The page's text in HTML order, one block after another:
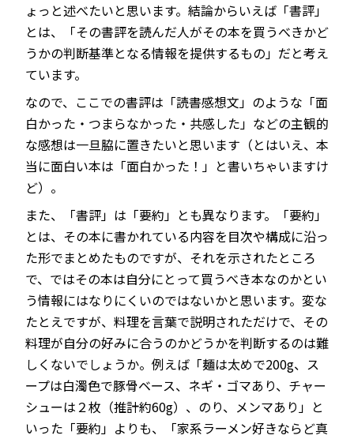
ょっと述べたいと思います。結論からいえば「書評」
とは、「その書評を読んだ人がその本を買うべきかど
うかの判断基準となる情報を提供するもの」だと考え
ています。
なので、ここでの書評は「読書感想文」のような「面
白かった・つまらなかった・共感した」などの主観的
な感想は一旦脇に置きたいと思います（とはいえ、本
当に面白い本は「面白かった！」と書いちゃいますけ
ど）。
また、「書評」は「要約」とも異なります。「要約」
とは、その本に書かれている内容を目次や構成に沿っ
た形でまとめたものですが、それを示されたところ
で、ではその本は自分にとって買うべき本なのかとい
う情報にはなりにくいのではないかと思います。変な
たとえですが、料理を言葉で説明されただけで、その
料理が自分の好みに合うのかどうかを判断するのは難
しくないでしょうか。例えば「麺は太めで200g、ス
ープは白濁色で豚骨ベース、ネギ・ゴマあり、チャー
シューは２枚（推計約60g）、のり、メンマあり」と
いった「要約」よりも、「家系ラーメン好きならど真